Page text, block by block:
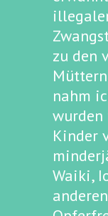
zu den
nahm
wurden
Kinder
Waiki,